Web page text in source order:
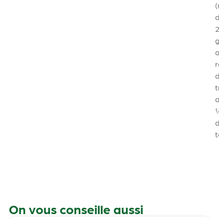
On vous conseille aussi